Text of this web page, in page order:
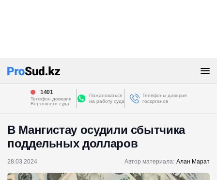
1401
Телефон доверия
Верховного суда
Пожаловаться
на работу суда
Телефоны доверия
госорганов
В Мангистау осудили сбытчика
поддельных долларов
28.03.2024 Автор материала: Алан Марат